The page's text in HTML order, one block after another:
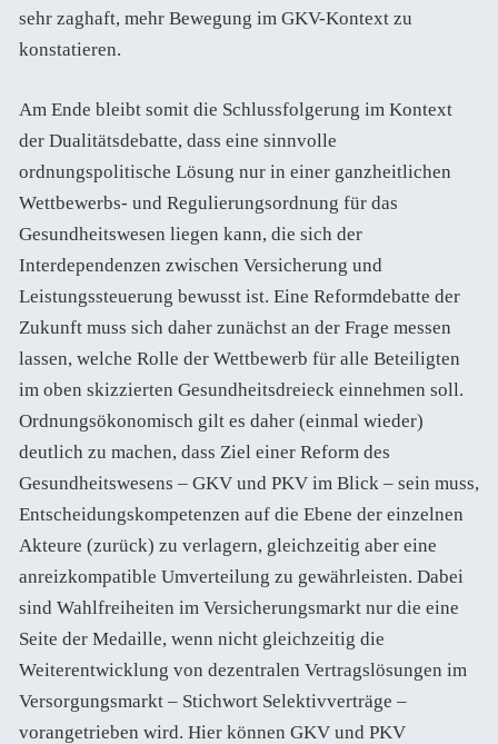
sehr zaghaft, mehr Bewegung im GKV-Kontext zu
konstatieren.
Am Ende bleibt somit die Schlussfolgerung im Kontext
der Dualitätsdebatte, dass eine sinnvolle
ordnungspolitische Lösung nur in einer ganzheitlichen
Wettbewerbs- und Regulierungsordnung für das
Gesundheitswesen liegen kann, die sich der
Interdependenzen zwischen Versicherung und
Leistungssteuerung bewusst ist. Eine Reformdebatte der
Zukunft muss sich daher zunächst an der Frage messen
lassen, welche Rolle der Wettbewerb für alle Beteiligten
im oben skizzierten Gesundheitsdreieck einnehmen soll.
Ordnungsökonomisch gilt es daher (einmal wieder)
deutlich zu machen, dass Ziel einer Reform des
Gesundheitswesens – GKV und PKV im Blick – sein muss,
Entscheidungskompetenzen auf die Ebene der einzelnen
Akteure (zurück) zu verlagern, gleichzeitig aber eine
anreizkompatible Umverteilung zu gewährleisten. Dabei
sind Wahlfreiheiten im Versicherungsmarkt nur die eine
Seite der Medaille, wenn nicht gleichzeitig die
Weiterentwicklung von dezentralen Vertragslösungen im
Versorgungsmarkt – Stichwort Selektivverträge –
vorangetrieben wird. Hier können GKV und PKV